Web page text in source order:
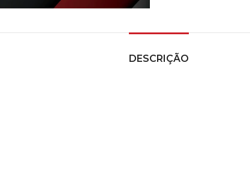
DESCRIÇÃO